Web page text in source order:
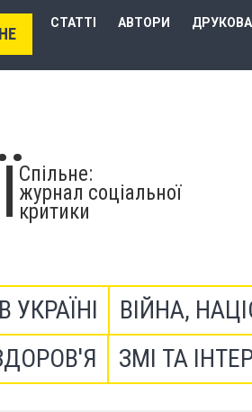
СТАТТІ АВТОРИ
Спільне:
журнал соціальної
критики
УКРАЇНІ ВІЙНА,
ЗМІ ТА